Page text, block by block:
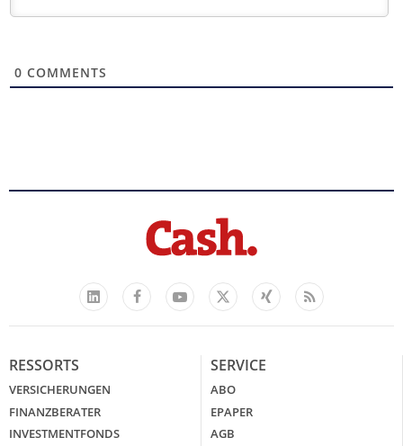
0 COMMENTS
LinkedIn
FacebookYouTube
X
Xing Feed
RESSORTS
VERSICHERUNGEN
FINANZBERATER
INVESTMENTFONDS
SERVICE
ABO
EPAPER
AGB